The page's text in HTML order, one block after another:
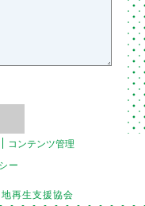
コンテンツ管理
ー
再生支援協会